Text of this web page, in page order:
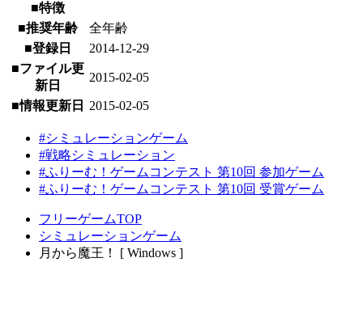
■特徴
■推奨年齢
全年齢
■登録日
2014-12-29
■ファイル更
新日
2015-02-05
■情報更新日 2015-02-05
#シミュレーションゲーム
#戦略シミュレーション
#ふりーむ！ゲームコンテスト 第10回 参加ゲーム
#ふりーむ！ゲームコンテスト 第10回 受賞ゲーム
フリーゲームTOP
シミュレーションゲーム
月から魔王！ [ Windows ]